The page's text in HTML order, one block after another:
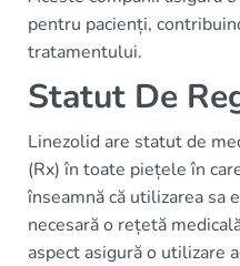
pentru pacienți,
tratamentului.
Statut De
Linezolid are statut de
(Rx) în toate piețele în
înseamnă că utilizarea
necesară o rețetă
aspect asigură o utilizare